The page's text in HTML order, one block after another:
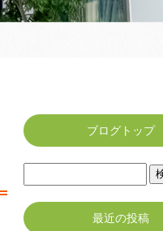
ブログトップ
最近の投稿